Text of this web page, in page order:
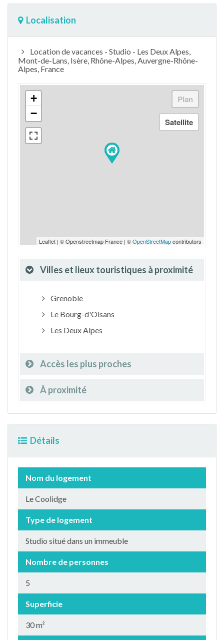
Localisation
Location de vacances - Studio - Les Deux Alpes,
Mont-de-Lans, Isère, Rhône-Alpes, Auvergne-Rhône-
Alpes, France
+
−
Leaflet | © Openstreetmap France | ©OpenStreetMapcontributors
Villes et lieux touristiques à proximité
Grenoble
Le Bourg-d'Oisans
Les Deux Alpes
Accès les plus proches
À proximité
Détails
Nom du logement
Le Coolidge
Type de logement
Studio situé dans un immeuble
Nombre de personnes
5
Superficie
30 m²